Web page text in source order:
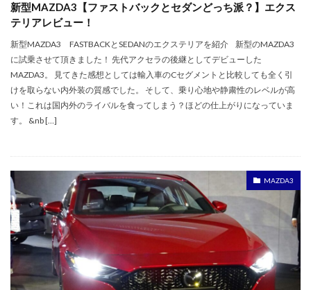
新型MAZDA3【ファストバックとセダンどっち派？】エクス
テリアレビュー！
新型MAZDA3 FASTBACKとSEDANのエクステリアを紹介 新型のMAZDA3
に試乗させて頂きました！ 先代アクセラの後継としてデビューした
MAZDA3。 見てきた感想としては輸入車のCセグメントと比較しても全く引
けを取らない内外装の質感でした。 そして、乗り心地や静粛性のレベルが高
い！これは国内外のライバルを食ってしまう？ほどの仕上がりになっていま
す。 &nb […]
MAZDA3